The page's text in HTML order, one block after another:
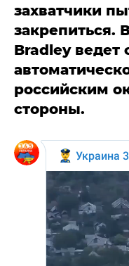
захватчики
закрепиться.
Bradley ведет
российским
стороны.